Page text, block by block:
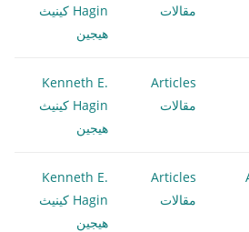
مقالات
Hagin كينيث
هيجين
Articles
مقالات
Kenneth E.
Hagin كينيث
هيجين
Articles
مقالات
Kenneth E.
Hagin كينيث
هيجين